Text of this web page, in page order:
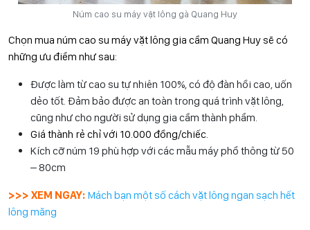
Núm cao su máy vặt lông gà Quang Huy
Chọn mua núm cao su máy vặt lông gia cầm Quang Huy sẽ có
những ưu điểm như sau:
Được làm từ cao su tự nhiên 100%, có độ đàn hồi cao, uốn
dẻo tốt. Đảm bảo được an toàn trong quá trình vặt lông,
cũng như cho người sử dụng gia cầm thành phẩm.
Giá thành rẻ chỉ với 10.000 đồng/chiếc.
Kích cỡ núm 19 phù hợp với các mẫu máy phổ thông từ 50
– 80cm
>>> XEM NGAY: Mách bạn một số cách vặt lông ngan sạch hết
lông măng